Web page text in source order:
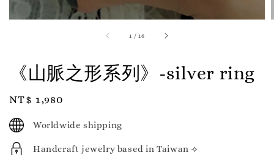
1 /16
《山脈之形系列》-silver ring
Regular
price
NT$ 1,980
Worldwide shipping
Handcraft jewelry based in Taiwan ⟢